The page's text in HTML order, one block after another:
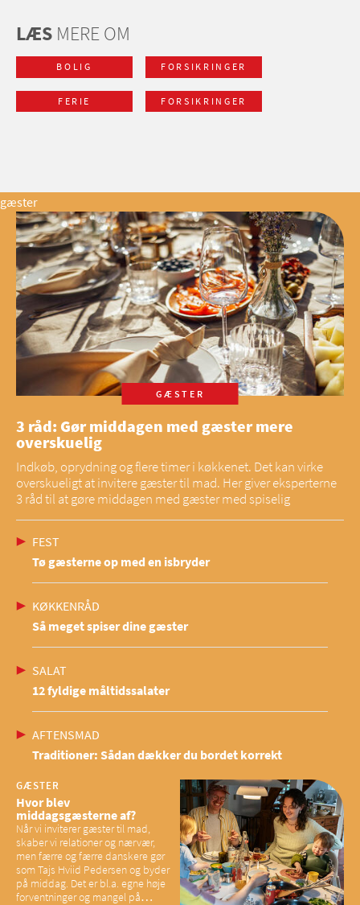
LÆS MERE OM
BOLIG FORSIKRINGER
FERIE FORSIKRINGER
gæster
GÆSTER
3 råd: Gør middagen med gæster mere
overskuelig
Indkøb, oprydning og flere timer i køkkenet. Det kan virke
overskueligt at invitere gæster til mad. Her giver eksperterne
3 råd til at gøre middagen med gæster med spiselig
FEST
Tø gæsterne op med en isbryder
KØKKENRÅD
Så meget spiser dine gæster
SALAT
12 fyldige måltidssalater
AFTENSMAD
Traditioner: Sådan dækker du bordet korrekt
GÆSTER
Hvor blev
middagsgæsterne af?
Når vi inviterer gæster til mad,
skaber vi relationer og nærvær,
men færre og færre danskere gør
som Tajs Hviid Pedersen og byder
på middag. Det er bl.a. egne høje
forventninger og mangel på